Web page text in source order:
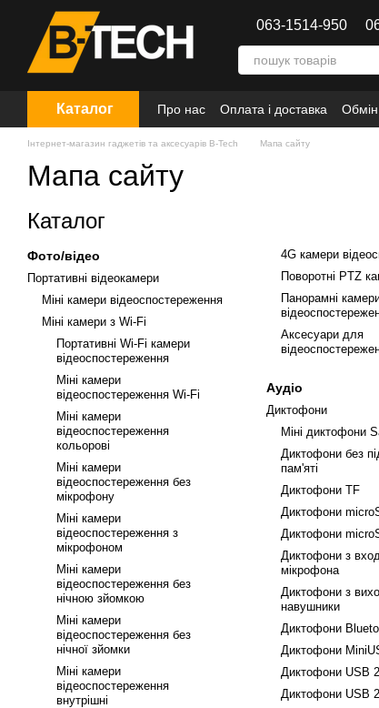
Перейти до основного контенту
063-1514-950
Каталог Про нас Оплата і доставка
Інтернет-магазин гаджетів та аксесуарів B-Tech Мапа сайту
Мапа сайту
Каталог
Фото/відео
Портативні відеокамери
Міні камери відеоспостереження
Міні камери з Wi-Fi
Портативні Wi-Fi камери
відеоспостереження
Міні камери
відеоспостереження Wi-Fi
Міні камери
відеоспостереження
кольорові
Міні камери
відеоспостереження без
мікрофону
Міні камери
відеоспостереження з
мікрофоном
Міні камери
відеоспостереження без
нічною зйомкою
Міні камери
відеоспостереження без
нічної зйомки
Міні камери
відеоспостереження
внутрішні
4G камери
Поворотні PTZ
Панорамні
Аксесуари для
Аудіо
Диктофони
Міні диктофони
Диктофони без
пам'яті
Диктофони TF
Диктофони
Диктофони
Диктофони з
мікрофона
Диктофони з
навушники
Диктофони
Диктофони
Диктофони USB
Диктофони USB